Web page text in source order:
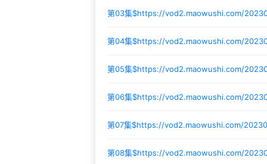
第03集$https://vod2.maowushi.com/
第04集$https://vod2.maowushi.com/
第05集$https://vod2.maowushi.com/
第06集$https://vod2.maowushi.com/
第07集$https://vod2.maowushi.com/
第08集$https://vod2.maowushi.com/